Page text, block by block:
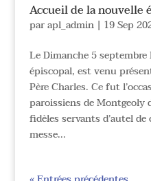
Accueil de la nouvelle
parapl_admin| 19 Sep
Le Dimanche 5
épiscopal, est venu
Père Charles. Ce fut
paroissiens de Montgeoly
fidèles servants d’autel
messe...